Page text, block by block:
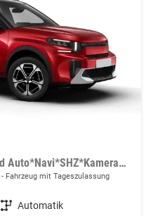
MAX Hybrid 145 6AT Android Auto*Navi*SHZ*Kamera*Totwinkel*Keyless*17"*Klimaauto
Fahrzeug mit Tageszulassung
Getriebe Automatik